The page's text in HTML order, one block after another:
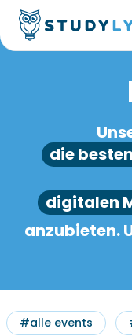
die
digitalen
anzubieten.
#alle events